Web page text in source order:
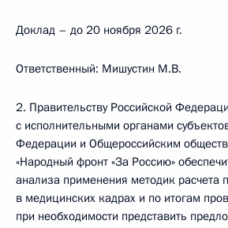
Доклад – до 20 ноября 2026 г.
Ответственный: Мишустин М.В.
2. Правительству Российской
с исполнительными органами
Федерации и Общероссийским
«Народный фронт «За Россию»
анализа применения методик расчета
в медицинских кадрах и по итогам
при необходимости представить